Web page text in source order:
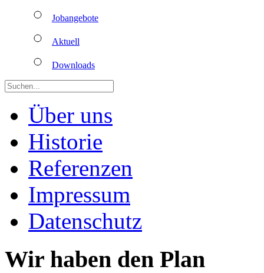
Jobangebote
Aktuell
Downloads
Über uns
Historie
Referenzen
Impressum
Datenschutz
Wir haben den Plan